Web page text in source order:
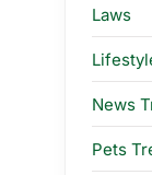
Laws
News
Pets